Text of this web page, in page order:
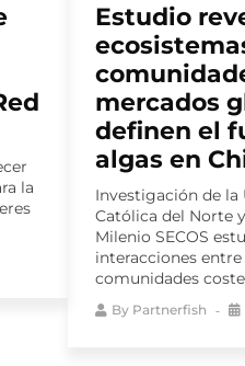
XI
de
presenta a
principales
Con la
referentes
en investigación,
innovación
avanzando...
ByPartnerfish